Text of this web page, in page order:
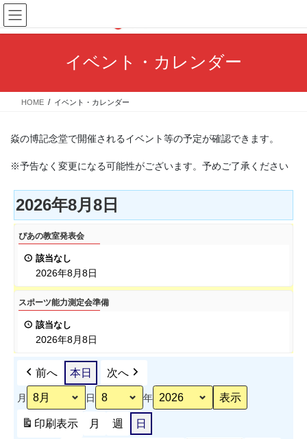
コ
ン
テ
ス
ナ
ビ
ゲ
ン
イベント・カレンダー
HOME イベント・カレンダー
焱の博記念堂で開催されるイベント等の予定が確認できます。
※予告なく変更になる可能性がございます。予めご了承ください
2026年8月8日
ぴ
あ
室
発
ぴあの教室発表会
該当なし
2026年8月8日
ス
ポ
定
スポーツ能力測定会準備
該当なし
2026年8月8日
前へ 本日 次へ
月 日 年
印刷表示 月 週 日